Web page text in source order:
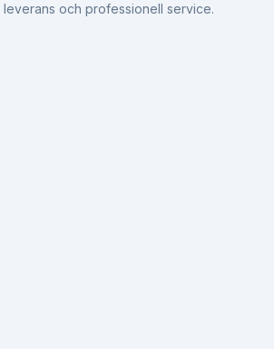
leverans och professionell service.